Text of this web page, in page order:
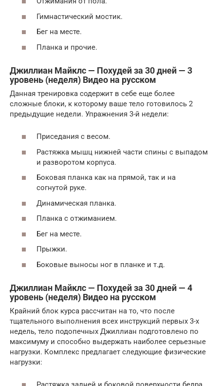
Гимнастический мостик.
Бег на месте.
Планка и прочие.
Джиллиан Майклс — Похудей за 30 дней — 3
уровень (неделя) Видео на русском
Данная тренировка содержит в себе еще более
сложные блоки, к которому ваше тело готовилось 2
предыдущие недели. Упражнения 3-й недели:
Приседания с весом.
Растяжка мышц нижней части спины с выпадом
и разворотом корпуса.
Боковая планка как на прямой, так и на
согнутой руке.
Динамическая планка.
Планка с отжиманием.
Бег на месте.
Прыжки.
Боковые выносы ног в планке и т.д.
Джиллиан Майклс — Похудей за 30 дней — 4
уровень (неделя) Видео на русском
Крайний блок курса рассчитан на то, что после
тщательного выполнения всех инструкций первых 3-х
недель, тело подопечных Джиллиан подготовлено по
максимуму и способно выдержать наиболее серьезные
нагрузки. Комплекс предлагает следующие физические
нагрузки: